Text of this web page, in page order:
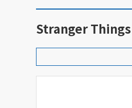
Stranger